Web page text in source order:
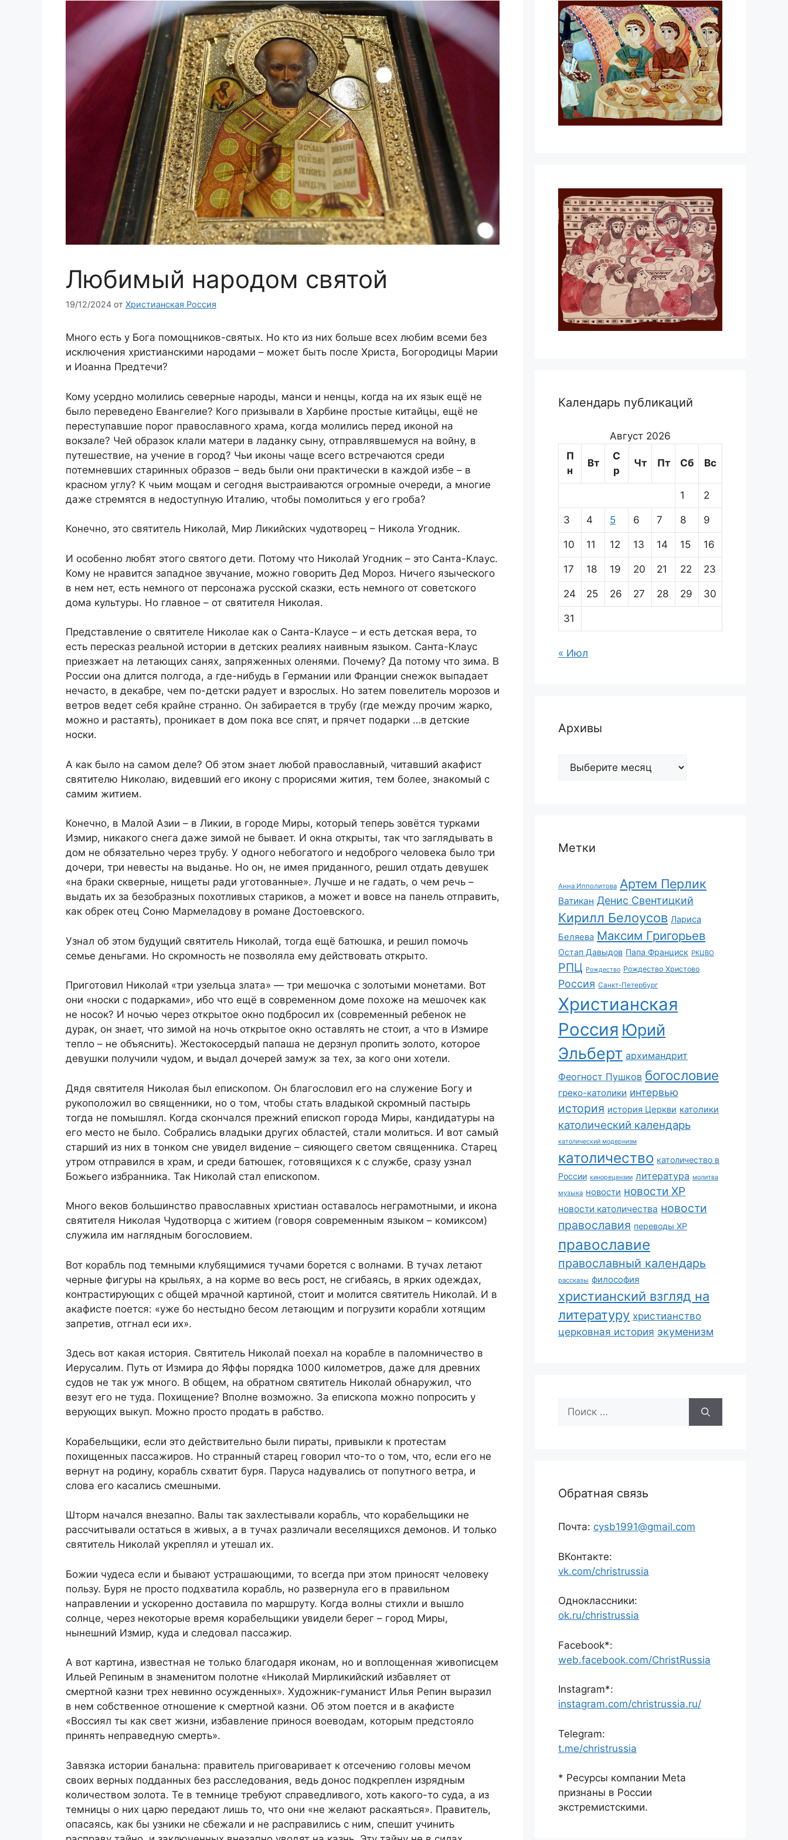
Любимый народом святой
19/12/2024 от Христианская Россия
Много есть у Бога помощников-святых. Но кто из них больше всех любим всеми без
исключения христианскими народами – может быть после Христа, Богородицы Марии
и Иоанна Предтечи?
Кому усердно молились северные народы, манси и ненцы, когда на их язык ещё не
было переведено Евангелие? Кого призывали в Харбине простые китайцы, ещё не
переступавшие порог православного храма, когда молились перед иконой на
вокзале? Чей образок клали матери в ладанку сыну, отправлявшемуся на войну, в
путешествие, на учение в город? Чьи иконы чаще всего встречаются среди
потемневших старинных образов – ведь были они практически в каждой избе – в
красном углу? К чьим мощам и сегодня выстраиваются огромные очереди, а многие
даже стремятся в недоступную Италию, чтобы помолиться у его гроба?
Конечно, это святитель Николай, Мир Ликийских чудотворец – Никола Угодник.
И особенно любят этого святого дети. Потому что Николай Угодник – это Санта-Клаус.
Кому не нравится западное звучание, можно говорить Дед Мороз. Ничего языческого
в нем нет, есть немного от персонажа русской сказки, есть немного от советского
дома культуры. Но главное – от святителя Николая.
Представление о святителе Николае как о Санта-Клаусе – и есть детская вера, то
есть пересказ реальной истории в детских реалиях наивным языком. Санта-Клаус
приезжает на летающих санях, запряженных оленями. Почему? Да потому что зима. В
России она длится полгода, а где-нибудь в Германии или Франции снежок выпадает
нечасто, в декабре, чем по-детски радует и взрослых. Но затем повелитель морозов и
ветров ведет себя крайне странно. Он забирается в трубу (где между прочим жарко,
можно и растаять), проникает в дом пока все спят, и прячет подарки …в детские
носки.
А как было на самом деле? Об этом знает любой православный, читавший акафист
святителю Николаю, видевший его икону с прорисями жития, тем более, знакомый с
самим житием.
Конечно, в Малой Азии – в Ликии, в городе Миры, который теперь зовётся турками
Измир, никакого снега даже зимой не бывает. И окна открыты, так что заглядывать в
дом не обязательно через трубу. У одного небогатого и недоброго человека было три
дочери, три невесты на выданье. Но он, не имея приданного, решил отдать девушек
«на браки скверные, нищеты ради уготованные». Лучше и не гадать, о чем речь –
выдать их за безобразных похотливых стариков, а может и вовсе на панель отправить,
как обрек отец Соню Мармеладову в романе Достоевского.
Узнал об этом будущий святитель Николай, тогда ещё батюшка, и решил помочь
семье деньгами. Но скромность не позволяла ему действовать открыто.
Приготовил Николай «три узельца злата» — три мешочка с золотыми монетами. Вот
они «носки с подарками», ибо что ещё в современном доме похоже на мешочек как
не носок? И ночью через открытое окно подбросил их (современный ребенок не
дурак, он знает, что зимой на ночь открытое окно оставлять не стоит, а что в Измире
тепло – не объяснить). Жестокосердый папаша не дерзнул пропить золото, которое
девушки получили чудом, и выдал дочерей замуж за тех, за кого они хотели.
Дядя святителя Николая был епископом. Он благословил его на служение Богу и
рукоположил во священники, но о том, чтобы стать владыкой скромный пастырь
тогда не помышлял. Когда скончался прежний епископ города Миры, кандидатуры на
его место не было. Собрались владыки других областей, стали молиться. И вот самый
старший из них в тонком сне увидел видение – сияющего светом священника. Старец
утром отправился в храм, и среди батюшек, готовящихся к с службе, сразу узнал
Божьего избранника. Так Николай стал епископом.
Много веков большинство православных христиан оставалось неграмотными, и икона
святителя Николая Чудотворца с житием (говоря современным языком – комиксом)
служила им наглядным богословием.
Вот корабль под темными клубящимися тучами борется с волнами. В тучах летают
черные фигуры на крыльях, а на корме во весь рост, не сгибаясь, в ярких одеждах,
контрастирующих с общей мрачной картиной, стоит и молится святитель Николай. И в
акафисте поется: «уже бо нестыдно бесом летающим и погрузити корабли хотящим
запретив, отгнал еси их».
Здесь вот какая история. Святитель Николай поехал на корабле в паломничество в
Иерусалим. Путь от Измира до Яффы порядка 1000 километров, даже для древних
судов не так уж много. В общем, на обратном святитель Николай обнаружил, что
везут его не туда. Похищение? Вполне возможно. За епископа можно попросить у
верующих выкуп. Можно просто продать в рабство.
Корабельщики, если это действительно были пираты, привыкли к протестам
похищенных пассажиров. Но странный старец говорил что-то о том, что, если его не
вернут на родину, корабль схватит буря. Паруса надувались от попутного ветра, и
слова его касались смешными.
Шторм начался внезапно. Валы так захлестывали корабль, что корабельщики не
рассчитывали остаться в живых, а в тучах различали веселящихся демонов. И только
святитель Николай укреплял и утешал их.
Божии чудеса если и бывают устрашающими, то всегда при этом приносят человеку
пользу. Буря не просто подхватила корабль, но развернула его в правильном
направлении и ускоренно доставила по маршруту. Когда волны стихли и вышло
солнце, через некоторые время корабельщики увидели берег – город Миры,
нынешний Измир, куда и следовал пассажир.
А вот картина, известная не только благодаря иконам, но и воплощенная живописцем
Ильей Репиным в знаменитом полотне «Николай Мирликийский избавляет от
смертной казни трех невинно осужденных». Художник-гуманист Илья Репин выразил
в нем собственное отношение к смертной казни. Об этом поется и в акафисте
«Воссиял ты как свет жизни, избавление принося воеводам, которым предстояло
принять неправедную смерть».
Завязка истории банальна: правитель приговаривает к отсечению головы мечом
своих верных подданных без расследования, ведь донос подкреплен изрядным
количеством золота. Те в темнице требуют справедливого, хоть какого-то суда, а из
темницы о них царю передают лишь то, что они «не желают раскаяться». Правитель,
опасаясь, как бы узники не сбежали и не расправились с ним, спешит учинить
Календарь публикаций
Август 2026
П
н
Вт
С
р
Чт Пт Сб Вс
1 2
3 4 5 6 7 8 9
10 11 12 13 14 15 16
17 18 19 20 21 22 23
24 25 26 27 28 29 30
31
« Июл
Архивы
Архивы
Метки
Анна Ипполитова Артем Перлик
Ватикан Денис Свентицкий
Кирилл Белоусов Лариса
Беляева Максим Григорьев
Остап Давыдов Папа Франциск РКЦВО
РПЦ Рождество Рождество Христово
Россия Санкт-Петербург
Христианская
Россия Юрий
Эльберт архимандрит
Феогност Пушков богословие
греко-католики интервью
история история Церкви католики
католический календарь
католический модернизм
католичество католичество в
России кинорецензии литература молитва
музыка новости новости ХР
новости католичества новости
православия переводы ХР
православие
православный календарь
рассказы философия
христианский взгляд на
литературу христианство
церковная история экуменизм
Поиск:
Обратная связь
Почта: cysb1991@gmail.com
ВКонтакте:
vk.com/christrussia
Одноклассники:
ok.ru/christrussia
Facebook*:
web.facebook.com/ChristRussia
Instagram*:
instagram.com/christrussia.ru/
Telegram:
t.me/christrussia
* Ресурсы компании Meta
признаны в России
экстремистскими.